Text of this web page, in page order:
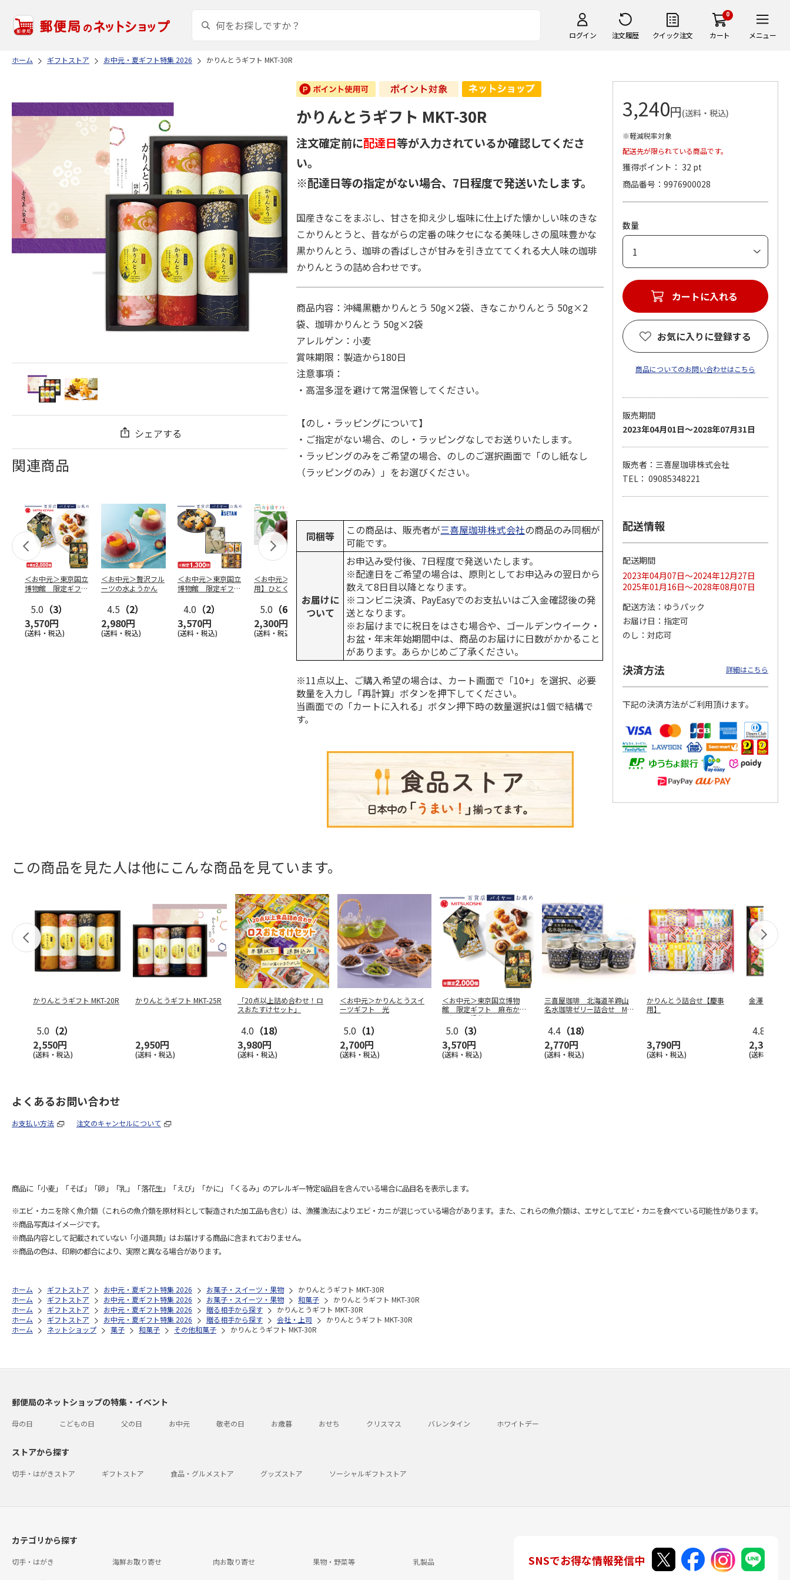
ログイン 注文履歴 クイック注文
0
カート メニュー
ホーム ギフトストア お中元・夏ギフト特集 2026 かりんとうギフト MKT-30R
シェアする
関連商品
＜お中元＞東京国立
博物館 限定ギフ
八橋蒔
…
5.0 （3）
3,570円
(送料・税込)
＜お中元＞贅沢フル
ーツの水ようかん
4.5 （2）
2,980円
(送料・税込)
＜お中元＞東京国立
博物館 限定ギフ
図 吉
…
4.0 （2）
3,570円
(送料・税込)
＜お中元＞【お徳
用】ひとくちミニ
水ようかん５０個
（東日本…
5.0 （6）
2,300円
(送料・税込)
【冷凍】北海道 冷
やしぜんざい 3種6
本セット
5.0（3）
4,860円
(送料・税込)
＜お中元＞国産果実
の新食感くずバー
5.0
（3）
3,400円
(送料・税込)
＜お中元＞【冷凍】
万頭＞フルーツ大福
＆ど…
4,640円
(送料・税込)
＜お中元＞江戸日本
入
4.0 （1）
2,000円
(送料・税込)
＜お中元＞ななこ
夏
4.5 （2）
2,160円
(送料・税込)
＜お中元＞菓匠 清
閑院 葛水ようか
かりんとうギフト MKT-30R
注文確定前に配達日等が入力されているか確認してくださ
い。
※配達日等の指定がない場合、7日程度で発送いたします。
国産きなこをまぶし、甘さを抑え少し塩味に仕上げた懐かしい味のきな
こかりんとうと、昔ながらの定番の味クセになる美味しさの風味豊かな
黒かりんとう、珈琲の香ばしさが甘みを引き立ててくれる大人味の珈琲
かりんとうの詰め合わせです。
商品内容：沖縄黒糖かりんとう 50g×2袋、きなこかりんとう 50g×2
袋、珈琲かりんとう 50g×2袋
アレルゲン：小麦
賞味期限：製造から180日
注意事項：
・高温多湿を避けて常温保管してください。
【のし・ラッピングについて】
・ご指定がない場合、のし・ラッピングなしでお送りいたします。
・ラッピングのみをご希望の場合、のしのご選択画面で「のし紙なし
（ラッピングのみ）」をお選びください。
同梱等 この商品は、販売者が三喜屋珈琲株式会社の商品のみ同梱が
可能です。
お届けに
ついて
お申込み受付後、7日程度で発送いたします。
※配達日をご希望の場合は、原則としてお申込みの翌日から
数えて8日目以降となります。
※コンビニ決済、PayEasyでのお支払いはご入金確認後の発
送となります。
※お届けまでに祝日をはさむ場合や、ゴールデンウイーク・
お盆・年末年始期間中は、商品のお届けに日数がかかること
があります。あらかじめご了承ください。
※11点以上、ご購入希望の場合は、カート画面で「10+」を選択、必要
数量を入力し「再計算」ボタンを押下してください。
当画面での「カートに入れる」ボタン押下時の数量選択は1個で結構で
す。
3,240円(送料・税込)
※軽減税率対象
配送先が限られている商品です。
獲得ポイント： 32 pt
商品番号
9976900028
数量
お気に入りに登録する
商品についてのお問い合わせはこちら
販売期間
2023年04月01日～2028年07月31日
販売者：三喜屋珈琲株式会社
TEL： 09085348221
配送情報
配送期間
2023年04月07日～2024年12月27日
2025年01月16日～2028年08月07日
配送方法
ゆうパック
お届け日
指定可
のし
対応可
決済方法 詳細はこちら
下記の決済方法がご利用頂けます。
この商品を見た人は他にこんな商品を見ています。
かりんとうギフト MKT-20R
5.0 （2）
2,550円
(送料・税込)
かりんとうギフト MKT-25R
2,950円
(送料・税込)
「20点以上詰め合わせ！ロ
スおたすけセット」
4.0 （18）
3,980円
(送料・税込)
＜お中元＞かりんとうスイ
ーツギフト 光
5.0 （1）
2,700円
(送料・税込)
＜お中元＞東京国立博物
館 限定ギフト 麻布かり
んと 八橋蒔
5.0 （3）
3,570円
(送料・税込)
三喜屋珈琲 北海道羊蹄山
名水珈琲ゼリー詰合せ MC
4.4 （18）
2,770円
(送料・税込)
かりんとう詰合せ【慶事
用】
3,790円
(送料・税込)
金澤小町
4.8
2,380円
(送料・税込)
よくあるお問い合わせ
お支払い方法 注文のキャンセルについて
商品に「小麦」「そば」「卵」「乳」「落花生」「えび」「かに」「くるみ」のアレルギー特定8品目を含んでいる場合に品目名を表示します。
※エビ・カニを除く魚介類（これらの魚介類を原材料として製造された加工品も含む）は、漁獲漁法によりエビ・カニが混じっている場合があります。また、これらの魚介類は、エサとしてエビ・カニを食べている可能性があります。
※商品写真はイメージです。
※商品内容として記載されていない「小道具類」はお届けする商品に含まれておりません。
※商品の色は、印刷の都合により、実際と異なる場合があります。
ホーム ギフトストア お中元・夏ギフト特集 2026 お菓子・スイーツ・果物
かりんとうギフト MKT-30R
ホーム
ギフトストア お中元・夏ギフト特集 2026 お菓子・スイーツ・果物 和菓子
かりんとうギフト MKT-30R
ホーム
ギフトストア お中元・夏ギフト特集 2026 贈る相手から探す
かりんとうギフト MKT-30R
ホーム
ギフトストア お中元・夏ギフト特集 2026 贈る相手から探す 会社・上司
かりんとうギフト MKT-30R
ホーム
ネットショップ 菓子 和菓子 その他和菓子 かりんとうギフト MKT-30R
郵便局のネットショップの特集・イベント
母の日 こどもの日 父の日 お中元 敬老の日 お歳暮 おせち クリスマス バレンタイン ホワイトデー
ストアから探す
切手・はがきストア ギフトストア 食品・グルメストア グッズストア ソーシャルギフトストア
カテゴリから探す
切手・はがき 海鮮お取り寄せ 肉お取り寄せ 果物・野菜等 乳製品 SNSでお得な情報発信中